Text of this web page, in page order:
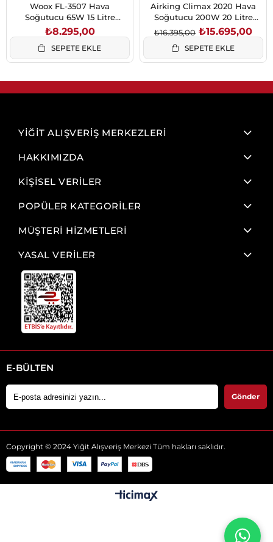
Woox FL-3507 Hava
Soğutucu 65W 15 Litre
Uzaktan Kumandalı
₺8.295,00
SEPETE EKLE
Airking Climax 2020 Hava
Soğutucu 200W 20 Litre
Antrasit İyonizerli ve Uzaktan
Kumandalı
₺15.695,00
₺16.395,00
SEPETE EKLE
YİĞİT ALIŞVERİŞ MERKEZLERİ
HAKKIMIZDA
KİŞİSEL VERİLER
POPÜLER KATEGORİLER
MÜŞTERİ HİZMETLERİ
YASAL VERİLER
E-BÜLTEN
Gönder
Copyright © 2024 Yiğit Alışveriş Merkezi Tüm hakları saklıdır.